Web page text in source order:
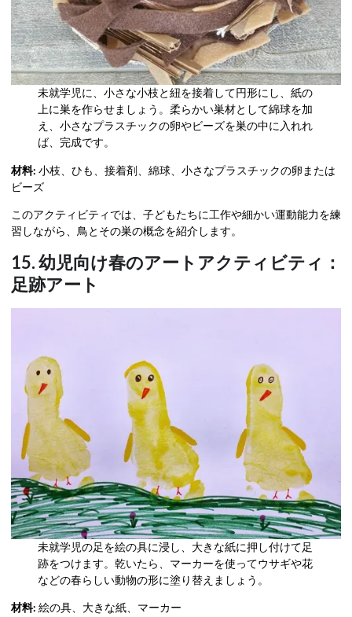
未就学児に、小さな小枝と紐を接着して円形にし、紙の
上に巣を作らせましょう。柔らかい巣材として綿球を加
え、小さなプラスチックの卵やビーズを巣の中に入れれ
ば、完成です。
材料: 小枝、ひも、接着剤、綿球、小さなプラスチックの卵または
ビーズ
このアクティビティでは、子どもたちに工作や細かい運動能力を練
習しながら、鳥とその巣の概念を紹介します。
15. 幼児向け春のアートアクティビティ：
足跡アート
未就学児の足を絵の具に浸し、大きな紙に押し付けて足
跡をつけます。乾いたら、マーカーを使ってウサギや花
などの春らしい動物の形に塗り替えましょう。
材料: 絵の具、大きな紙、マーカー